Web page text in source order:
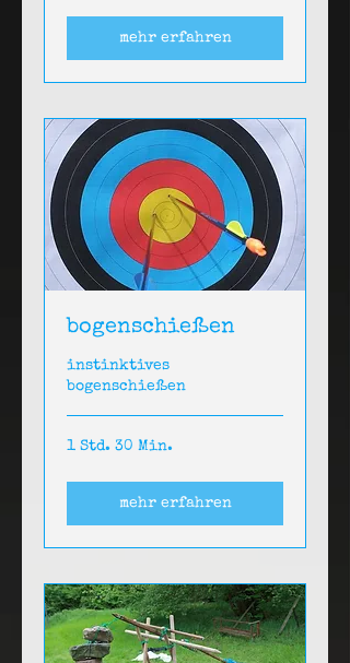
mehr erfahren
bogenschießen
instinktives
bogenschießen
1 Std. 30 Min.
mehr erfahren